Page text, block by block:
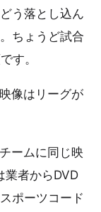
う落とし込ん
ちょうど試合
す。
像はリーグが
ームに同じ映
業者からDVD
ポーツコード